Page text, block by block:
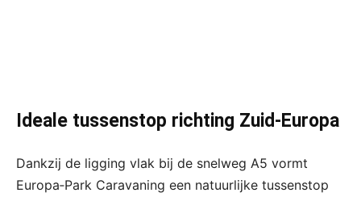
Ideale tussenstop richting Zuid‑Europa
Dankzij de ligging vlak bij de snelweg A5 vormt
Europa‑Park Caravaning een natuurlijke tussenstop